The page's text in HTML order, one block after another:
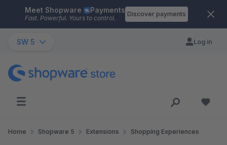
Skip to main content
Meet Shopware Payments
Fast. Powerful. Yours to control.
Discover payments
SW 5 Log in
Home Shopware 5 Extensions Shopping Experiences